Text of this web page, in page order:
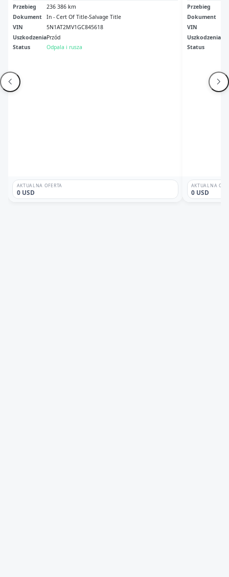
Przebieg
236 386 km
Dokument
In - Cert Of Title-Salvage Title
VIN
5N1AT2MV1GC845618
UszkodzeniaPrzód
Status
Odpala i rusza
AKTUALNA OFERTA
0 USD
Przebieg
Dokument
VIN
Uszkodzenia
Status
AKTUALNA
0 USD